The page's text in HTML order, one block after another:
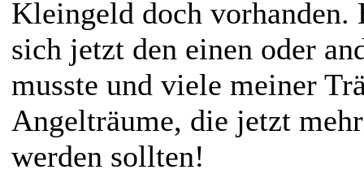
Kleingeld doch vorhanden.
sich jetzt den einen oder
musste und viele meiner
Angelträume, die jetzt
werden sollten!